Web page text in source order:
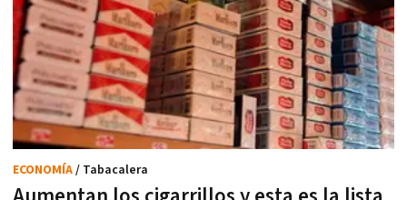
ECONOMÍA/ Tabacalera